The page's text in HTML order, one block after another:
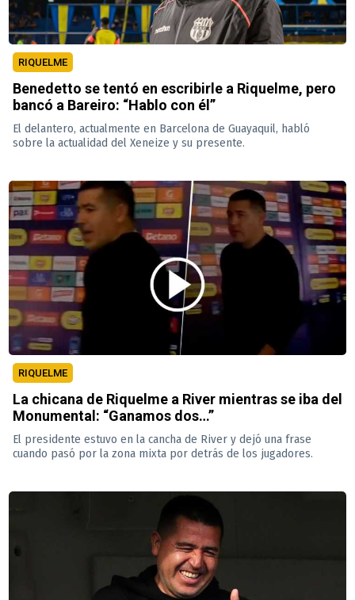
RIQUELME
Benedetto se tentó en escribirle a Riquelme, pero
bancó a Bareiro: “Hablo con él”
El delantero, actualmente en Barcelona de Guayaquil, habló
sobre la actualidad del Xeneize y su presente.
RIQUELME
La chicana de Riquelme a River mientras se iba del
Monumental: “Ganamos dos…”
El presidente estuvo en la cancha de River y dejó una frase
cuando pasó por la zona mixta por detrás de los jugadores.